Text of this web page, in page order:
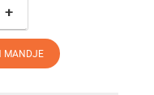
+
MANDJE